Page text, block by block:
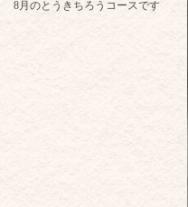
8月のとうきちろうコースです